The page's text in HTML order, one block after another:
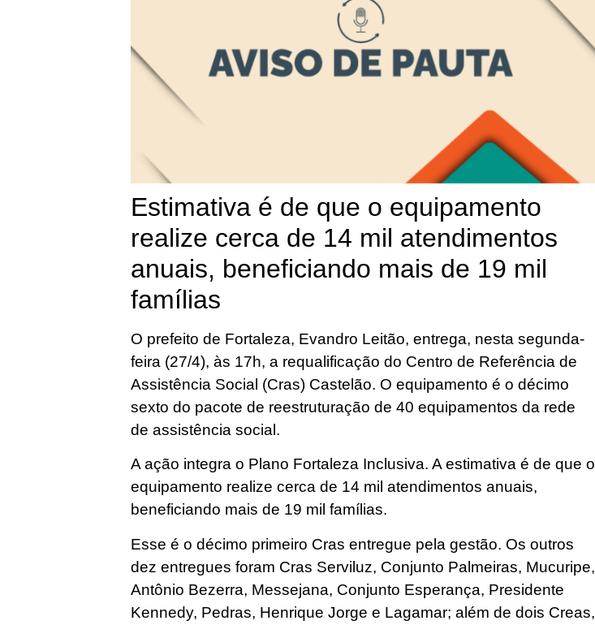
Estimativa é de que o equipamento
realize cerca de 14 mil atendimentos
anuais, beneficiando mais de 19 mil
famílias
O prefeito de Fortaleza, Evandro Leitão, entrega, nesta segunda-
feira (27/4), às 17h, a requalificação do Centro de Referência de
Assistência Social (Cras) Castelão. O equipamento é o décimo
sexto do pacote de reestruturação de 40 equipamentos da rede
de assistência social.
A ação integra o Plano Fortaleza Inclusiva. A estimativa é de que o
equipamento realize cerca de 14 mil atendimentos anuais,
beneficiando mais de 19 mil famílias.
Esse é o décimo primeiro Cras entregue pela gestão. Os outros
dez entregues foram Cras Serviluz, Conjunto Palmeiras, Mucuripe,
Antônio Bezerra, Messejana, Conjunto Esperança, Presidente
Kennedy, Pedras, Henrique Jorge e Lagamar; além de dois Creas,